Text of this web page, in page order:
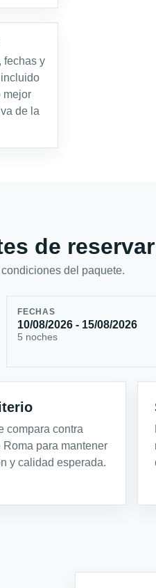
fechas y
mejor
de la
de reservar
del paquete.
FECHAS
10/08/2026 - 15/08/2026
5 noches
compara contra
para mantener
y calidad esperada.